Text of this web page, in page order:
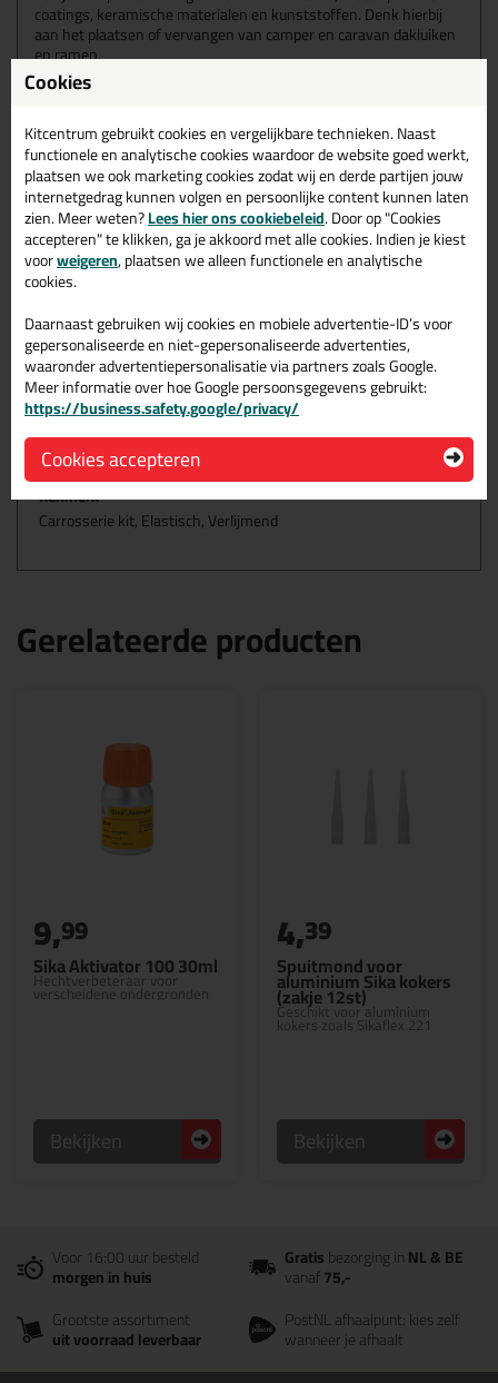
coatings, keramische materialen en kunststoffen. Denk hierbij
aan het plaatsen of vervangen van camper en caravan dakluiken
en ramen.
Kenmerken Sikaflex 221
Deze multifunctionele lijmkit is onder andere overschilderbaar en
erg goed te schuren. Maar dit zijn niet de enige kenmerken. Het is
namelijk ook:
1-Component polyurethaan
Elastisch
Bestand tegen veroudering en weersinvloeden
Door NSF goedgekeurd voor incidenteel contact met
voedingsmiddelen en beperkt gebruik in de buurt van
Niet-corrosief
Reukarm
Hecht goed op een groot aantal verschillende soorten
ondergronden
Eigenschappen Sikaflex 221 300ml
Verpakkingstype
Koker
Kenmerk
Carrosserie kit, Elastisch, Verlijmend
Gerelateerde producten
Sika Aktivator 100 30ml
Hechtverbeteraar voor
verscheidene ondergronden
9,99
Bekijken
Spuitmond voor
aluminium Sika kokers
(zakje 12st)
Geschikt voor aluminium
kokers zoals Sikaflex 221
4,39
Bekijken
Voor 16:00 uur besteld
morgen in huis
Gratisbezorging inNL & BE
vanaf75,-
Grootste assortiment
uit voorraad leverbaar
PostNL afhaalpunt: kies zelf
wanneer je afhaalt
Cookies
Kitcentrum gebruikt cookies en vergelijkbare technieken. Naast
functionele en analytische cookies waardoor de website goed werkt,
plaatsen we ook marketing cookies zodat wij en derde partijen jouw
internetgedrag kunnen volgen en persoonlijke content kunnen laten
zien. Meer weten?Lees hier ons cookiebeleid. Door op "Cookies
accepteren" te klikken, ga je akkoord met alle cookies. Indien je kiest
voorweigeren, plaatsen we alleen functionele en analytische
cookies.
Daarnaast gebruiken wij cookies en mobiele advertentie-ID’s voor
gepersonaliseerde en niet-gepersonaliseerde advertenties,
waaronder advertentiepersonalisatie via partners zoals Google.
Meer informatie over hoe Google persoonsgegevens gebruikt:
https://business.safety.google/privacy/
Cookies accepteren